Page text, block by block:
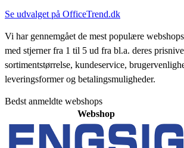
Se udvalget på OfficeTrend.dk
Vi har gennemgået de mest populære
med stjerner fra 1 til 5 ud fra bl.a. deres
sortimentstørrelse, kundeservice,
leveringsformer og betalingsmuligheder.
Bedst anmeldte webshops
Webshop